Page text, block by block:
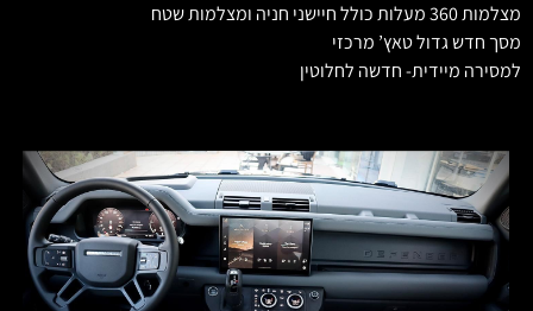
מצלמות 360 מעלות כולל חיישני חניה ומצלמות שטח
מסך חדש גדול טאץ’ מרכזי
למסירה מיידית- חדשה לחלוטין